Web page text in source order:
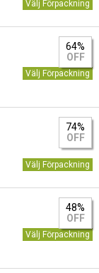
Välj Förpackning
64%
OFF
Välj Förpackning
74%
OFF
Välj Förpackning
48%
OFF
Välj Förpackning